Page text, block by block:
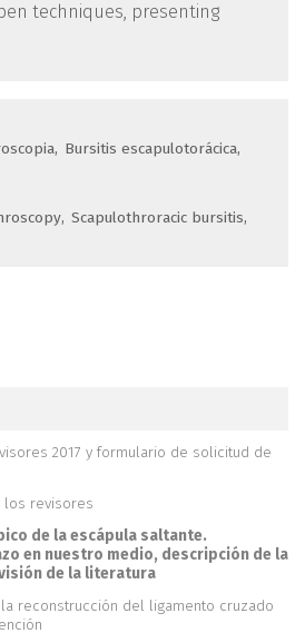
techniques, presenting
Bursitis escapulotorácica
Scapulothroracic bursitis
2017 y formulario de solicitud de
los revisores
de la escápula saltante.
en nuestro medio, descripción de la
de la literatura
reconstrucción del ligamento cruzado